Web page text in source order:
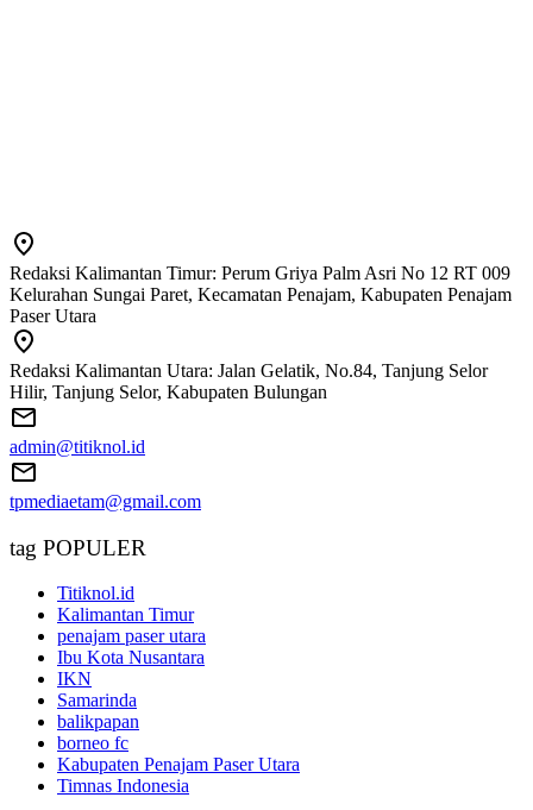
Redaksi Kalimantan Timur: Perum Griya Palm Asri No 12 RT 009
Kelurahan Sungai Paret, Kecamatan Penajam, Kabupaten Penajam
Paser Utara
Redaksi Kalimantan Utara: Jalan Gelatik, No.84, Tanjung Selor
Hilir, Tanjung Selor, Kabupaten Bulungan
admin@titiknol.id
tpmediaetam@gmail.com
tag POPULER
Titiknol.id
Kalimantan Timur
penajam paser utara
Ibu Kota Nusantara
IKN
Samarinda
balikpapan
borneo fc
Kabupaten Penajam Paser Utara
Timnas Indonesia